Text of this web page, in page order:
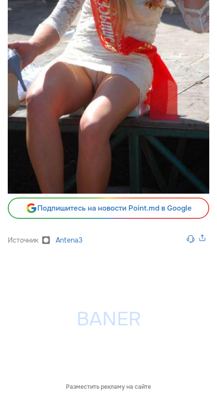
Подпишитесь на новости Point.md в Google
Источник Antena3
Разместить рекламу на сайте